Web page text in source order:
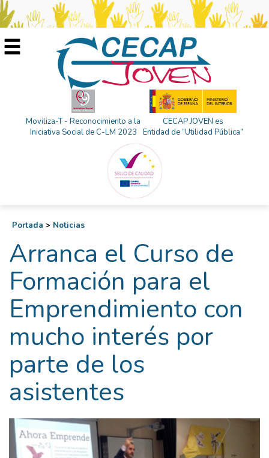
Moviliza-T - Reconocimiento a la
Iniciativa Social de C-LM 2023
CECAP JOVEN es
Entidad de “Utilidad Pública”
Portada > Noticias
Arranca el Curso de
Formación para el
Emprendimiento con
mucho interés por
parte de los
asistentes